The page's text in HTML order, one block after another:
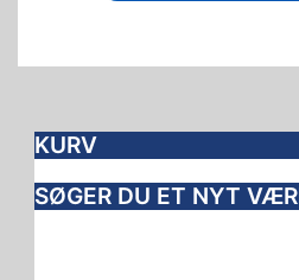
KURV
SØGER DU ET NYT